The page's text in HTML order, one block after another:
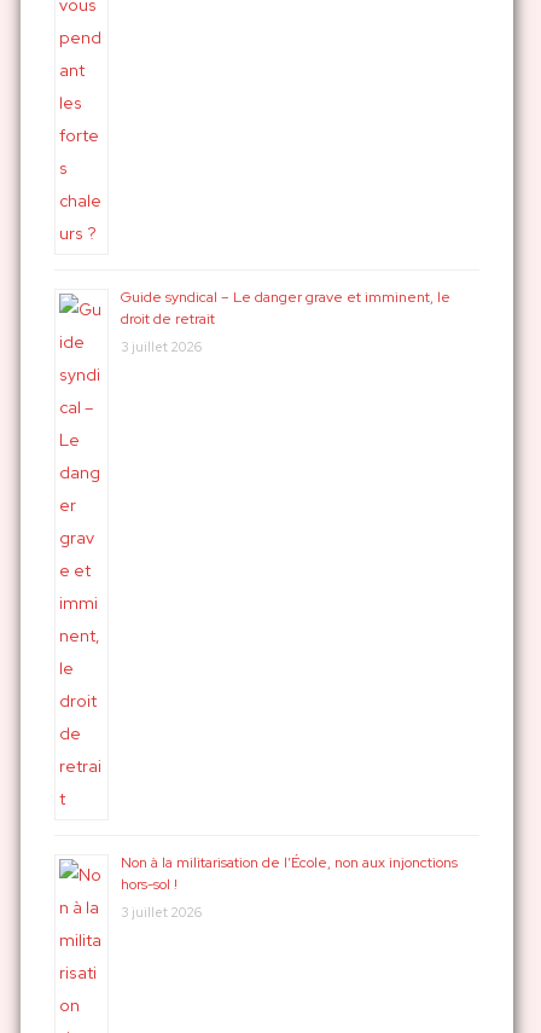
Guide syndical – Le danger grave et imminent, le
droit de retrait
3 juillet 2026
Non à la militarisation de l’École, non aux injonctions
hors-sol !
3 juillet 2026